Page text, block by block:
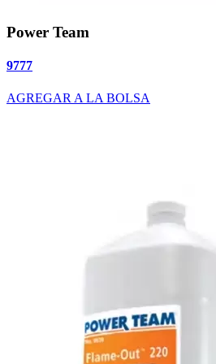
Power Team
9777
AGREGAR A LA BOLSA